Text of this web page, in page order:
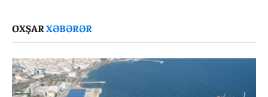
OXŞARXƏBƏRƏR